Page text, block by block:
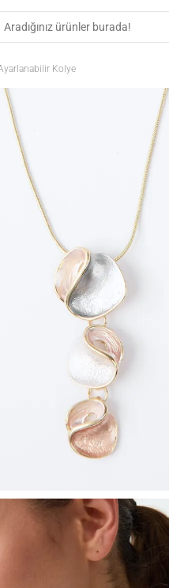
Kolye